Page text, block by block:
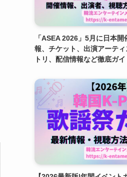
「ASEA 2026」5月に日本
報、チケット、出演アーテ
トリ、配信情報など徹底ガイ